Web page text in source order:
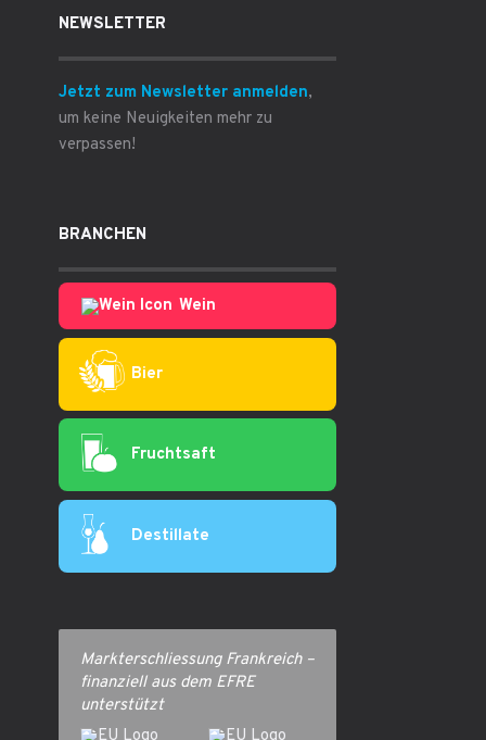
NEWSLETTER
Jetzt zum Newsletter anmelden,
um keine Neuigkeiten mehr zu
verpassen!
BRANCHEN
Wein
Bier
Fruchtsaft
Destillate
Markterschliessung Frankreich –
finanziell aus dem EFRE
unterstützt